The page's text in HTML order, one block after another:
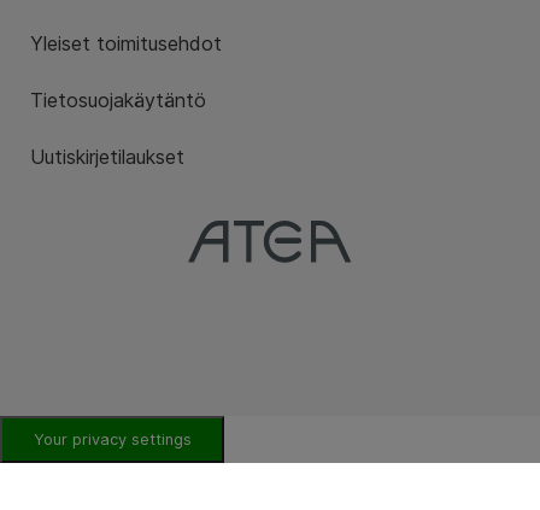
Yleiset toimitusehdot
Tietosuojakäytäntö
Uutiskirjetilaukset
Your privacy settings